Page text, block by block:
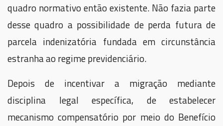
quadro normativo então existente. Não fazia parte
desse quadro a possibilidade de perda futura de
parcela indenizatória fundada em circunstância
estranha ao regime previdenciário.
Depois de incentivar a migração mediante
disciplina legal específica, de estabelecer
mecanismo compensatório por meio do Benefício